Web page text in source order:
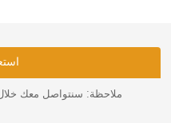
ملاحظة: سنتواصل معك